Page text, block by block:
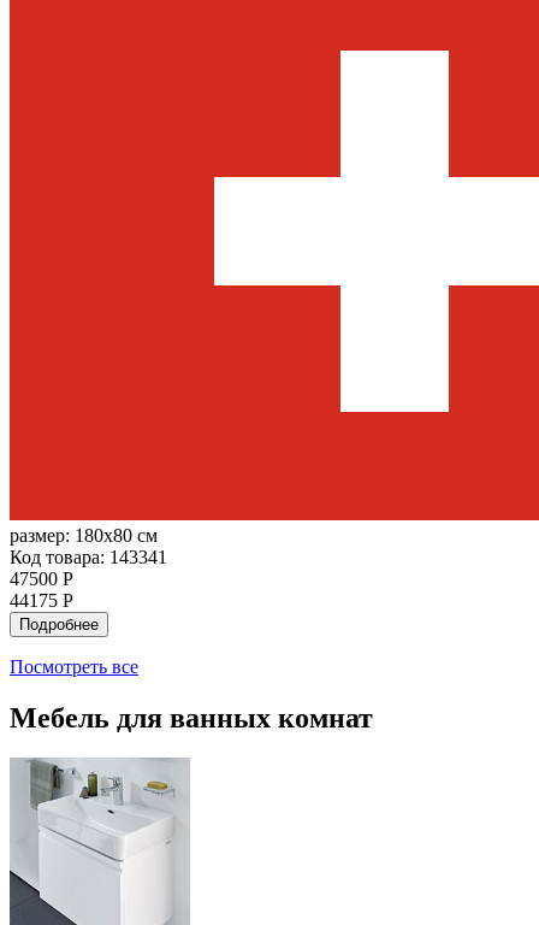
размер: 180x80 см
Код товара: 143341
47500 Р
44175 Р
Подробнее
Посмотреть все
Мебель для ванных комнат